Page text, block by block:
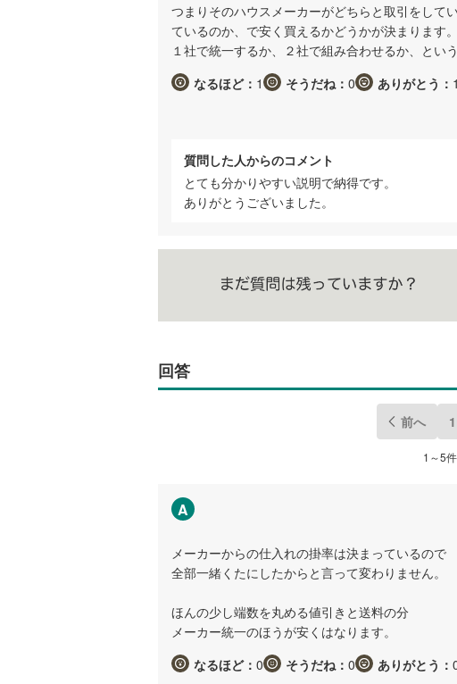
つまりそのハウスメーカーがどちらと取引をして
ているのか、で安く買えるかどうかが決まります。
１社で統一するか、２社で組み合わせるか、とい
なるほど： 1 そうだね： 0 ありがとう： 1
質問した人からのコメント
とても分かりやすい説明で納得です。
ありがとうございました。
回答
前へ 1
1～5
A
メーカーからの仕入れの掛率は決まっているので
全部一緒くたにしたからと言って変わりません。
ほんの少し端数を丸める値引きと送料の分
メーカー統一のほうが安くはなります。
なるほど： 0 そうだね： 0 ありがとう：